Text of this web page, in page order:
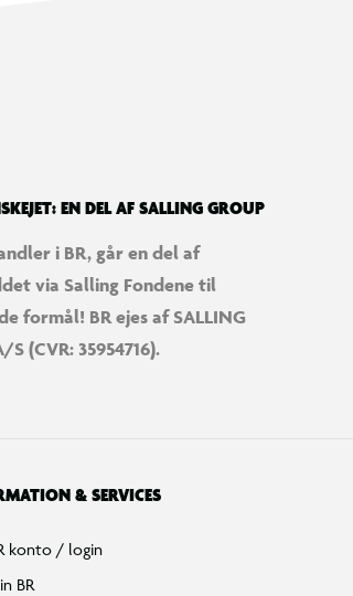
EN DEL AF SALLING GROUP
i BR, går en del af
via Salling Fondene til
formål! BR ejes af SALLING
S (CVR: 35954716).
& SERVICES
konto / login
BR